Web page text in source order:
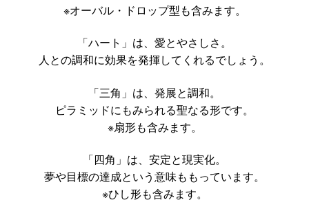
※オーバル・ドロップ型も含みます。
「ハート」は、愛とやさしさ。
人との調和に効果を発揮してくれるでしょう。
「三角」は、発展と調和。
ピラミッドにもみられる聖なる形です。
※扇形も含みます。
「四角」は、安定と現実化。
夢や目標の達成という意味ももっています。
※ひし形も含みます。